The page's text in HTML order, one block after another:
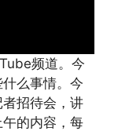
频道。今
么事情。今
招待会，讲
的内容，每